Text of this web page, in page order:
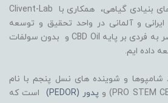
ما با بهره گیری از سلول های بنیادی گیاهی، همکاری با Clivent-Lab
و آلمانی در واحد تحقیق و توسعه
(R&D)، فرمولاسیون منحصر به فردی بر پایه CBD Oil و بدون سولفات
داده ایم.
شامپوها و شوینده های نسل پنجم با نام
پدور (PEDOR)
است که